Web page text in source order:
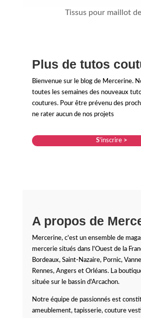
Tissus pour maillot
Plus de tutos
Bienvenue sur le blog de Mercerine.
toutes les semaines des nouveaux
coutures. Pour être prévenu des
ne rater aucun de nos projets
S'inscrire >
A propos de
Mercerine, c'est un ensemble de
mercerie situés dans l'Ouest de la
Bordeaux, Saint-Nazaire, Pornic,
Rennes, Angers et Orléans. La
située sur le bassin d'Arcachon.
Notre équipe de passionnés est
ameublement, tapisserie, couture